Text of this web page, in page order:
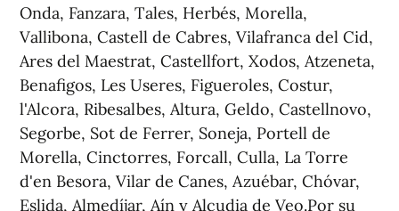
Onda, Fanzara, Tales, Herbés, Morella,
Vallibona, Castell de Cabres, Vilafranca del Cid,
Ares del Maestrat, Castellfort, Xodos, Atzeneta,
Benafigos, Les Useres, Figueroles, Costur,
l'Alcora, Ribesalbes, Altura, Geldo, Castellnovo,
Segorbe, Sot de Ferrer, Soneja, Portell de
Morella, Cinctorres, Forcall, Culla, La Torre
d'en Besora, Vilar de Canes, Azuébar, Chóvar,
Eslida, Almedíjar, Aín y Alcudia de Veo.Por su